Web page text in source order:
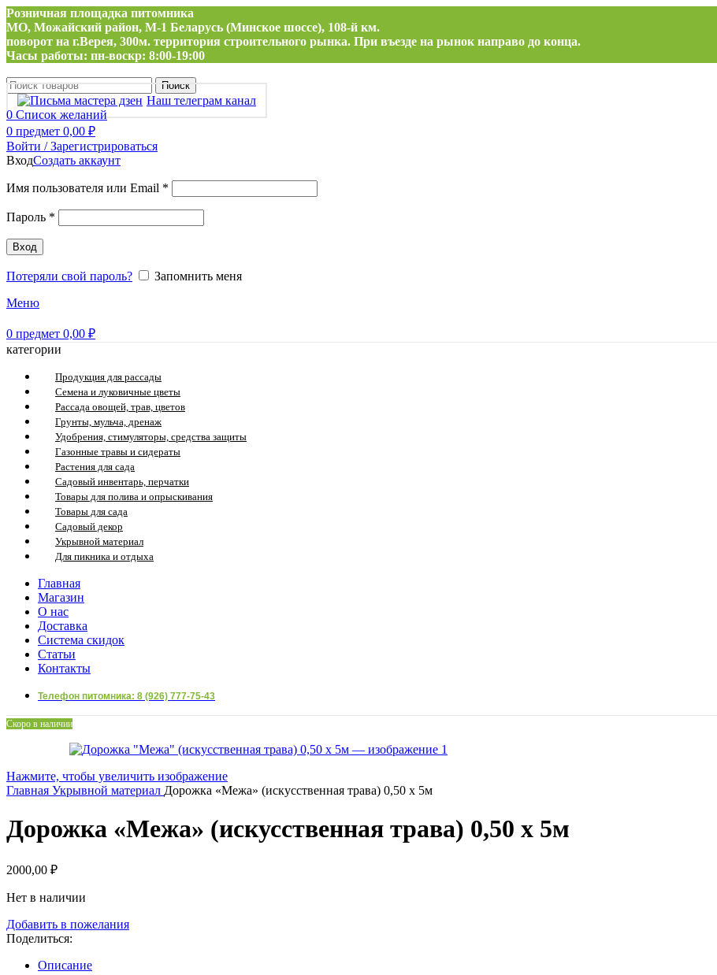
Розничная площадка питомника
МО, Можайский район, М-1 Беларусь (Минское шоссе), 108-й км.
поворот на г.Верея, 300м. территория строительного рынка. При въезде на рынок направо до конца.
Часы работы: пн-воскр: 8:00-19:00
Поиск
Наш телеграм канал
0 Список желаний
0 предмет 0,00 ₽
Войти / Зарегистрироваться
ВходСоздать аккаунт
Имя пользователя или Email *
Пароль *
Вход
Потеряли свой пароль?
Запомнить меня
Меню
0 предмет 0,00 ₽
категории
Продукция для рассады
Семена и луковичные цветы
Рассада овощей, трав, цветов
Грунты, мульча, дренаж
Удобрения, стимуляторы, средства защиты
Газонные травы и сидераты
Растения для сада
Садовый инвентарь, перчатки
Товары для полива и опрыскивания
Товары для сада
Садовый декор
Укрывной материал
Для пикника и отдыха
Главная
Магазин
О нас
Доставка
Система скидок
Статьи
Контакты
Телефон питомника: 8 (926) 777-75-43
Скоро в наличии
Нажмите, чтобы увеличить изображение
Главная Укрывной материал Дорожка «Межа» (искусственная трава) 0,50 x 5м
Дорожка «Межа» (искусственная трава) 0,50 x 5м
2000,00 ₽
Нет в наличии
Добавить в пожелания
Поделиться:
Описание